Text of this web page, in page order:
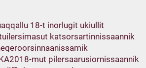
18-t inorlugit ukiullit
katsorsartinnissaannik
mut pilersaarusiornissaannik